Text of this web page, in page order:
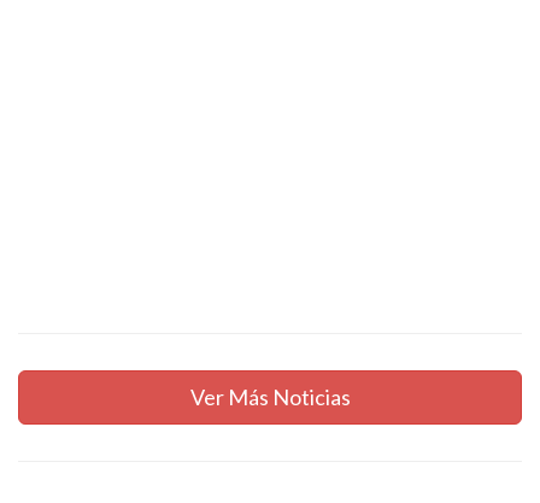
Ver Más Noticias